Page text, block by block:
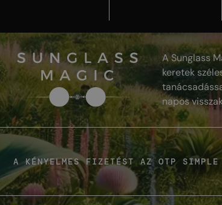
A Sunglass
keretek
napos
A KÉNYELMES FIZETÉST AZ OTP